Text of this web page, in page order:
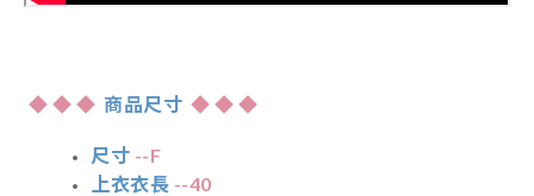
◆ ◆ ◆ 商品尺寸 ◆ ◆ ◆
尺寸 --F
上衣衣長 --40